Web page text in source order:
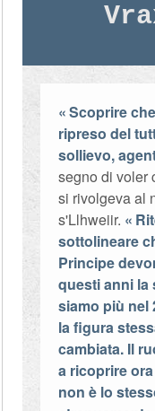
Scoprire
ripreso del
sollievo,
segno di voler
si rivolgeva al
s'Llhweiir.
sottolineare
Principe
questi anni la
siamo più nel
la figura
cambiata. Il
a ricoprire
non è lo